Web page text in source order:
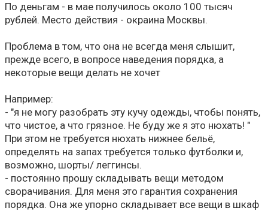
По деньгам - в мае получилось около 100 тысяч
рублей. Место действия - окраина Москвы.
Проблема в том, что она не всегда меня слышит,
прежде всего, в вопросе наведения порядка, а
некоторые вещи делать не хочет
Например:
- "я не могу разобрать эту кучу одежды, чтобы понять,
что чистое, а что грязное. Не буду же я это нюхать! "
При этом не требуется нюхать нижнее бельё,
определять на запах требуется только футболки и,
возможно, шорты/ леггинсы.
- постоянно прошу складывать вещи методом
сворачивания. Для меня это гарантия сохранения
порядка. Она же упорно складывает все вещи в шкаф